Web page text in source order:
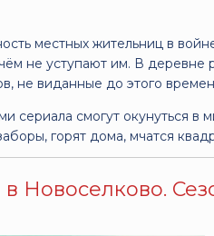
местных жительниц в
не уступают им. В деревне
не виданные до этого
сериала смогут окунуться в
горят дома, мчатся
Новоселково.